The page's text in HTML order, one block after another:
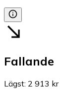
Fallande
Lägst: 2 913 kr